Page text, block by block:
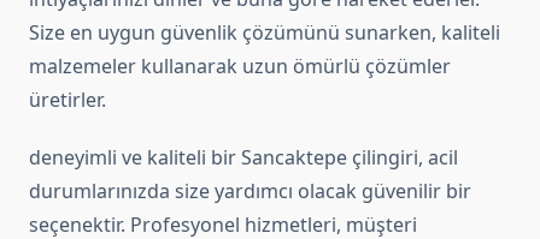
Size en uygun güvenlik çözümünü sunarken, kaliteli
malzemeler kullanarak uzun ömürlü çözümler
üretirler.
deneyimli ve kaliteli bir Sancaktepe çilingiri, acil
durumlarınızda size yardımcı olacak güvenilir bir
seçenektir. Profesyonel hizmetleri, müşteri